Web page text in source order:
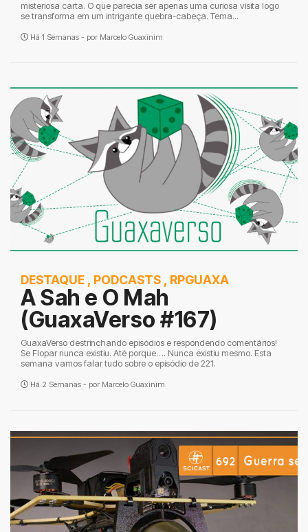
misteriosa carta. O que parecia ser apenas uma curiosa visita logo
se transforma em um intrigante quebra-cabeça. Tema...
Há 1 Semanas - por Marcelo Guaxinim
DESTAQUE , PODCASTS , RPGUAXA
A Sah e O Mah
(GuaxaVerso #167)
GuaxaVerso destrinchando episódios e respondendo comentários!
Se Flopar nunca existiu. Até porque…. Nunca existiu mesmo. Esta
semana vamos falar tudo sobre o episódio de 221.
Há 2 Semanas - por Marcelo Guaxinim